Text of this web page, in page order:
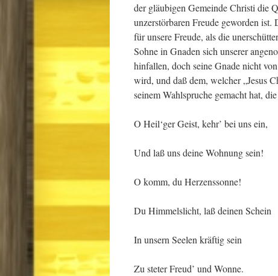
der gläubigen Gemeinde Christi die
unzerstörbaren Freude geworden
für unsere Freude, als die
Sohne in Gnaden sich unserer
hinfallen, doch seine Gnade nicht
wird, und daß dem, welcher „Jesus
seinem Wahlspruche gemacht hat,
O Heil‘ger Geist, kehr’ bei uns ein,
Und laß uns deine Wohnung sein!
O komm, du Herzenssonne!
Du Himmelslicht, laß deinen Schein
In unsern Seelen kräftig sein
Zu steter Freud’ und Wonne.